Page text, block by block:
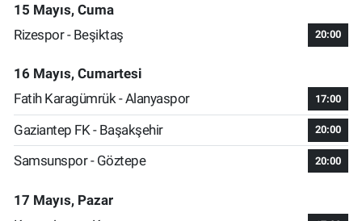
15 Mayıs, Cuma
Rizespor - Beşiktaş
20:00
16 Mayıs, Cumartesi
Fatih Karagümrük - Alanyaspor
17:00
Gaziantep FK - Başakşehir 20:00
Samsunspor - Göztepe 20:00
17 Mayıs, Pazar